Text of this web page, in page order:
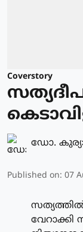
Coverstory
ഡോ.
Published on: 07
വേറാക്കി